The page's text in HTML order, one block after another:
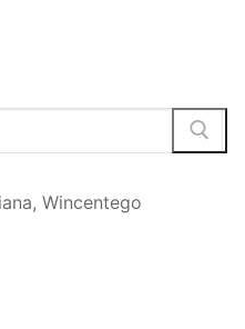
, Wincentego